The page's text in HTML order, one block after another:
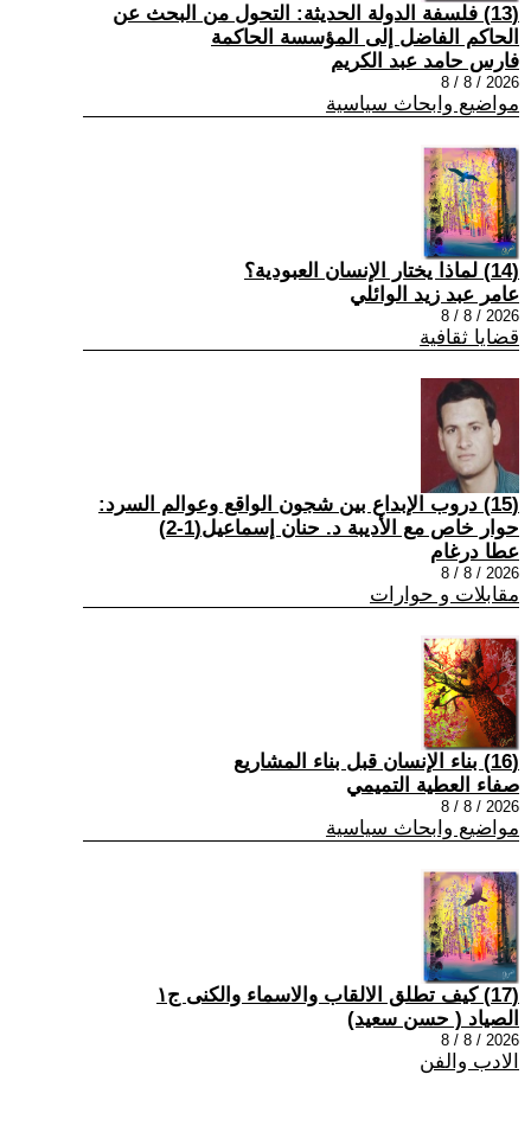
(13) فلسفة الدولة الحديثة: التحول من البحث عن
الحاكم الفاضل إلى المؤسسة الحاكمة
فارس حامد عبد الكريم
2026 / 8 / 8
مواضيع وابحاث سياسية
(14) لماذا يختار الإنسان العبودية؟
عامر عبد زيد الوائلي
2026 / 8 / 8
قضايا ثقافية
(15) دروب الإبداع بين شجون الواقع وعوالم السرد:
حوار خاص مع الأديبة د. حنان إسماعيل(1-2)
عطا درغام
2026 / 8 / 8
مقابلات و حوارات
(16) بناء الإنسان قبل بناء المشاريع
صفاء العطية التميمي
2026 / 8 / 8
مواضيع وابحاث سياسية
(17) كيف تطلق الالقاب والاسماء والكنى ج١
الصياد ‏( حسن سعيد‏)
2026 / 8 / 8
الادب والفن